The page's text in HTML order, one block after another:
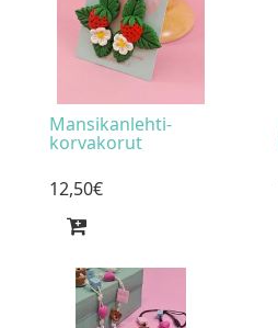
Mansikanlehti-
korvakorut
12,50€